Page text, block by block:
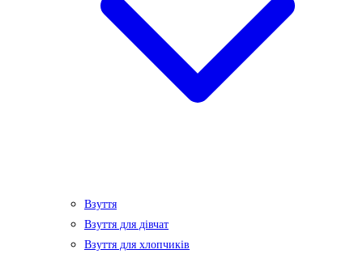
Взуття
Взуття для дівчат
Взуття для хлопчиків